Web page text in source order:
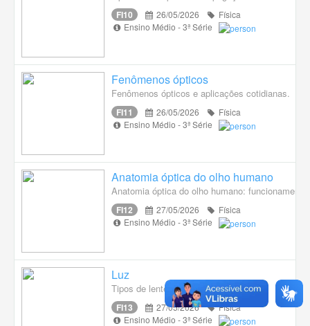
FI10 26/05/2026
Física
Ensino Médio - 3ª Série
Fenômenos ópticos
Fenômenos ópticos e aplicações cotidianas.
FI11 26/05/2026
Física
Ensino Médio - 3ª Série
Anatomia óptica do olho humano
Anatomia óptica do olho humano:
FI12 27/05/2026
Física
Ensino Médio - 3ª Série
Luz
Tipos de lentes e correção da visão.
FI13 27/05/2026
Física
Ensino Médio - 3ª Série